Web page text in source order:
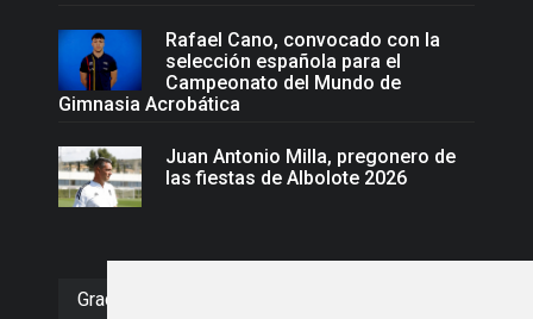
Rafael Cano, convocado con la
selección española para el
Campeonato del Mundo de
Gimnasia Acrobática
Juan Antonio Milla, pregonero de
las fiestas de Albolote 2026
Gracias :)